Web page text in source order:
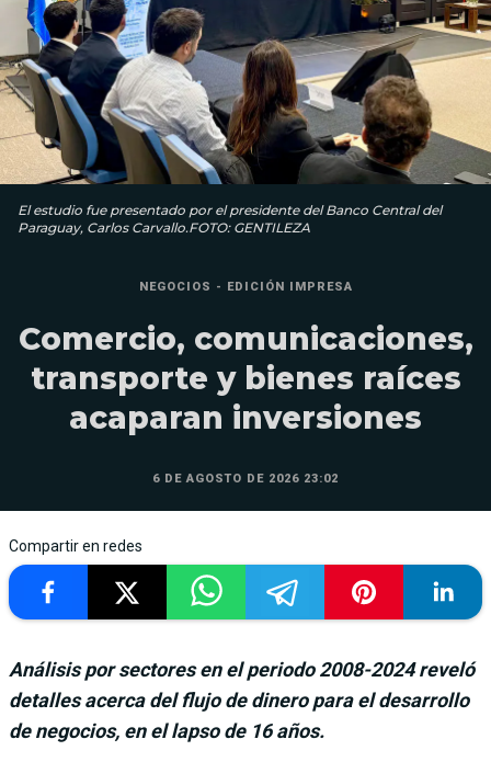
El estudio fue presentado por el presidente del Banco Central del
Paraguay, Carlos Carvallo.FOTO: GENTILEZA
NEGOCIOS - EDICIÓN IMPRESA
Comercio, comunicaciones,
transporte y bienes raíces
acaparan inversiones
6 DE AGOSTO DE 2026 23:02
Compartir en redes
Análisis por sectores en el periodo 2008-2024 reveló
detalles acerca del flujo de dinero para el desarrollo
de negocios, en el lapso de 16 años.